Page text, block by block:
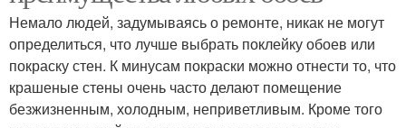
Немало людей, задумываясь о ремонте, никак не могут
определиться, что лучше выбрать поклейку обоев или
покраску стен. К минусам покраски можно отнести то, что
крашеные стены очень часто делают помещение
безжизненным, холодным, неприветливым. Кроме того